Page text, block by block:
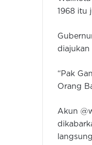
1968
diajukan
“Pak
Orang
Akun